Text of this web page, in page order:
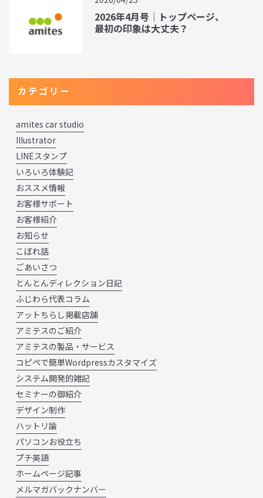
2026年4月号｜トップページ、
最初の印象は大丈夫？
カテゴリー
amites car studio
Illustrator
LINEスタンプ
いろいろ体験記
おススメ情報
お客様サポート
お客様紹介
お知らせ
こぼれ話
ごあいさつ
とんとんディレクション日記
ふじわら代表コラム
アットちらし掲載店舗
アミテスのご紹介
アミテスの製品・サービス
コピペで簡単Wordpressカスタマイズ
システム開発的雑記
セミナーの御紹介
デザイン制作
ハットリ論
パソコンお役立ち
プチ英語
ホームページ記事
メルマガバックナンバー